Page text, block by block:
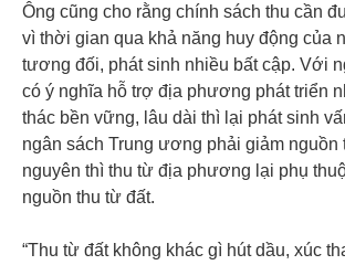
Ông cũng cho rằng chính sách thu cần
vì thời gian qua khả năng huy động của
tương đối, phát sinh nhiều bất cập. Với
có ý nghĩa hỗ trợ địa phương phát triển
thác bền vững, lâu dài thì lại phát sinh
ngân sách Trung ương phải giảm nguồn
nguyên thì thu từ địa phương lại phụ
nguồn thu từ đất.
“Thu từ đất không khác gì hút dầu, xúc